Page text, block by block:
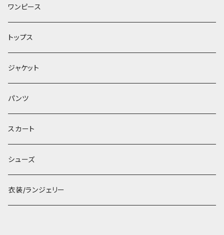
ワンピース
トップス
ジャケット
パンツ
スカート
シューズ
衣装/ランジェリー